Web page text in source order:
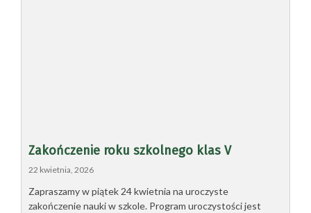
Zakończenie roku szkolnego klas V
22 kwietnia, 2026
Zapraszamy w piątek 24 kwietnia na uroczyste
zakończenie nauki w szkole. Program uroczystości jest